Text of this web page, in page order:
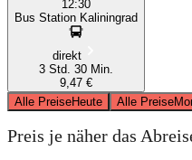
12:30
Bus Station Kaliningrad
direkt
3 Std. 30 Min.
9,47 €
Alle PreiseHeute Alle Preise
Preis je näher das